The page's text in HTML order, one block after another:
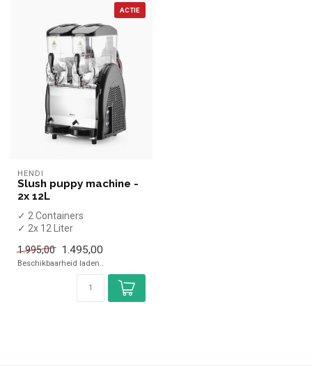
ACTIE
HENDI
Slush puppy machine -
2x 12L
✓ 2 Containers
✓ 2x 12 Liter
1.995,00
1.495,00
Beschikbaarheid laden..